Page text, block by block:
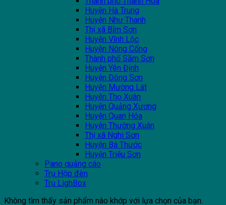
Huyện Hà Trung
Huyện Như Thanh
Thị xã Bỉm Sơn
Huyện Vĩnh Lộc
Huyện Nông Cống
Thành phố Sầm Sơn
Huyện Yên Định
Huyện Đông Sơn
Huyện Mường Lát
Huyện Thọ Xuân
Huyện Quảng Xương
Huyện Quan Hóa
Huyện Thường Xuân
Thị xã Nghi Sơn
Huyện Bá Thước
Huyện Triệu Sơn
Pano quảng cáo
Trụ Hộp đèn
Trụ LighBox
Không tìm thấy sản phẩm nào khớp với lựa chọn của bạn.